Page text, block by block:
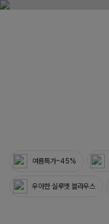
여름특가~45%
우아한 실루엣 블라우스